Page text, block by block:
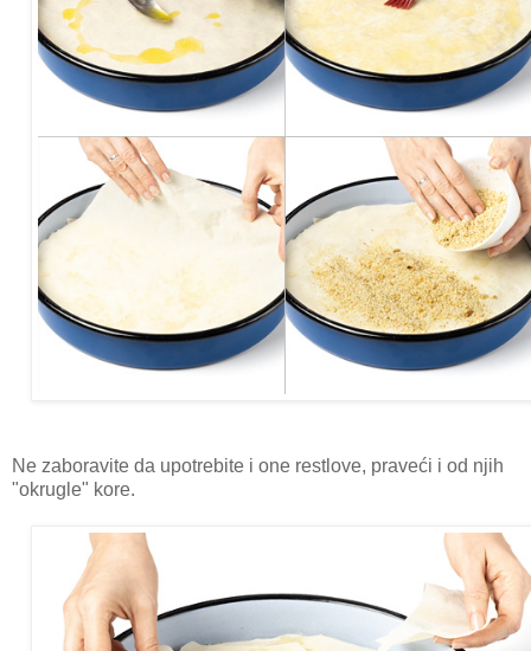
Ne zaboravite da upotrebite i one restlove, praveći i od njih
"okrugle" kore.